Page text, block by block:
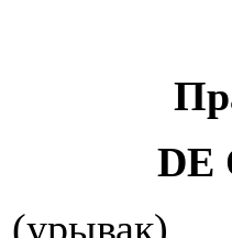
DE
(урывак)